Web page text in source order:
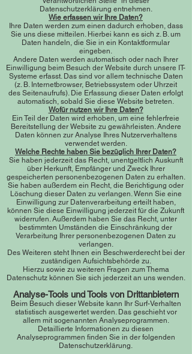
Datenschutzerklärung entnehmen.
Wie erfassen wir Ihre Daten?
Ihre Daten werden zum einen dadurch erhoben, dass
Sie uns diese mitteilen. Hierbei kann es sich z. B. um
Daten handeln, die Sie in ein Kontaktformular
eingeben.
Andere Daten werden automatisch oder nach Ihrer
Einwilligung beim Besuch der Website durch unsere IT-
Systeme erfasst. Das sind vor allem technische Daten
(z. B. Internetbrowser, Betriebssystem oder Uhrzeit
des Seitenaufrufs). Die Erfassung dieser Daten erfolgt
automatisch, sobald Sie diese Website betreten.
Wofür nutzen wir Ihre Daten?
Ein Teil der Daten wird erhoben, um eine fehlerfreie
Bereitstellung der Website zu gewährleisten. Andere
Daten können zur Analyse Ihres Nutzerverhaltens
verwendet werden.
Welche Rechte haben Sie bezüglich Ihrer Daten?
Sie haben jederzeit das Recht, unentgeltlich Auskunft
über Herkunft, Empfänger und Zweck Ihrer
gespeicherten personenbezogenen Daten zu erhalten.
Sie haben außerdem ein Recht, die Berichtigung oder
Löschung dieser Daten zu verlangen. Wenn Sie eine
Einwilligung zur Datenverarbeitung erteilt haben,
können Sie diese Einwilligung jederzeit für die Zukunft
widerrufen. Außerdem haben Sie das Recht, unter
bestimmten Umständen die Einschränkung der
Verarbeitung Ihrer personenbezogenen Daten zu
verlangen.
Des Weiteren steht Ihnen ein Beschwerderecht bei der
zuständigen Aufsichtsbehörde zu.
Hierzu sowie zu weiteren Fragen zum Thema
Datenschutz können Sie sich jederzeit an uns wenden.
Analyse-Tools und Tools von Drittanbietern
Beim Besuch dieser Website kann Ihr Surf-Verhalten
statistisch ausgewertet werden. Das geschieht vor
allem mit sogenannten Analyseprogrammen.
Detaillierte Informationen zu diesen
Analyseprogrammen finden Sie in der folgenden
Datenschutzerklärung.